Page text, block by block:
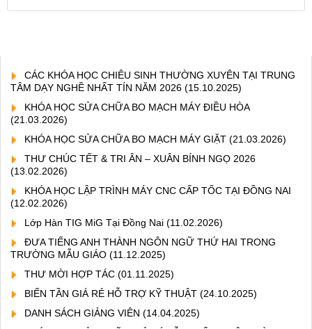
CÁC KHÓA HỌC CHIÊU SINH THƯỜNG XUYÊN TẠI TRUNG
TÂM DẠY NGHỀ NHẤT TÍN NĂM 2026 (15.10.2025)
KHÓA HỌC SỬA CHỮA BO MẠCH MÁY ĐIỀU HÒA
(21.03.2026)
KHÓA HỌC SỬA CHỮA BO MẠCH MÁY GIẶT (21.03.2026)
THƯ CHÚC TẾT & TRI ÂN – XUÂN BÍNH NGỌ 2026
(13.02.2026)
KHÓA HỌC LẬP TRÌNH MÁY CNC CẤP TỐC TẠI ĐỒNG NAI
(12.02.2026)
Lớp Hàn TIG MiG Tại Đồng Nai (11.02.2026)
ĐƯA TIẾNG ANH THÀNH NGÔN NGỮ THỨ HAI TRONG
TRƯỜNG MẪU GIÁO (11.12.2025)
THƯ MỜI HỢP TÁC (01.11.2025)
BIẾN TẦN GIÁ RẺ HỖ TRỢ KỸ THUẬT (24.10.2025)
DANH SÁCH GIẢNG VIÊN (14.04.2025)